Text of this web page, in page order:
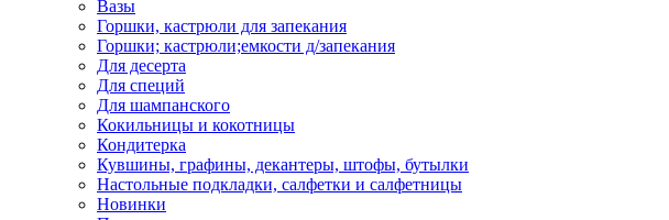
Вазы
Горшки, кастрюли для запекания
Горшки; кастрюли;емкости д/запекания
Для десерта
Для специй
Для шампанского
Кокильницы и кокотницы
Кондитерка
Кувшины, графины, декантеры, штофы, бутылки
Настольные подкладки, салфетки и салфетницы
Новинки